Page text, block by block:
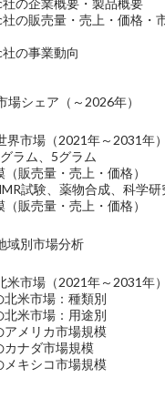
の企業概要・製品概要
の販売量・売上・価格・
の事業動向
場シェア（～2026年）
界市場（2021年～2031年）
ラム、5グラム
販売量・売上・価格）
試験、薬物合成、科学研
販売量・売上・価格）
域別市場分析
米市場（2021年～2031年）
北米市場：種類別
北米市場：用途別
アメリカ市場規模
カナダ市場規模
メキシコ市場規模